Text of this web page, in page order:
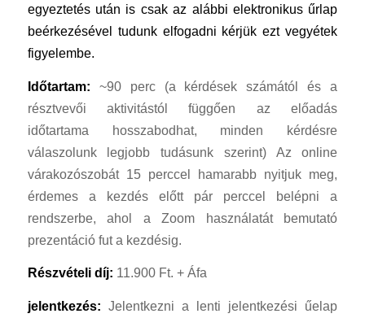
egyeztetés után is csak az alábbi elektronikus űrlap
beérkezésével tudunk elfogadni kérjük ezt vegyétek
figyelembe.
Időtartam: ~90 perc (a kérdések számától és a
résztvevői aktivitástól függően az előadás
időtartama hosszabodhat, minden kérdésre
válaszolunk legjobb tudásunk szerint) Az online
várakozószobát 15 perccel hamarabb nyitjuk meg,
érdemes a kezdés előtt pár perccel belépni a
rendszerbe, ahol a Zoom használatát bemutató
prezentáció fut a kezdésig.
Részvételi díj: 11.900 Ft. + Áfa
jelentkezés: Jelentkezni a lenti jelentkezési űelap